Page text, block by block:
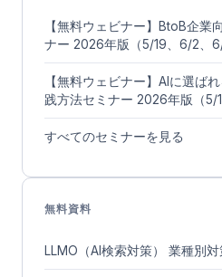
【無料ウェビナー】BtoB企業
ナー 2026年版（5/19、6/2、
【無料ウェビナー】AIに選ば
践方法セミナー 2026年版（5/
すべてのセミナーを見る
無料資料
LLMO（AI検索対策） 業種別